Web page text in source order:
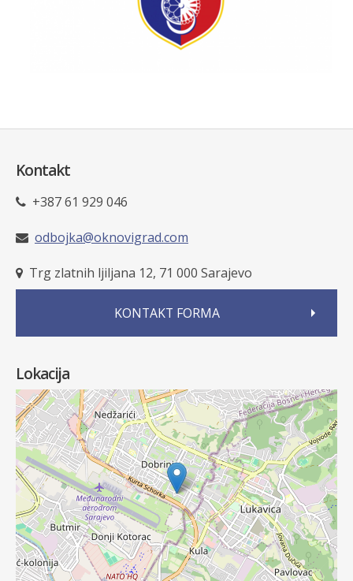
Kontakt
+387 61 929 046
odbojka@oknovigrad.com
Trg zlatnih ljiljana 12, 71 000 Sarajevo
KONTAKT FORMA
Lokacija